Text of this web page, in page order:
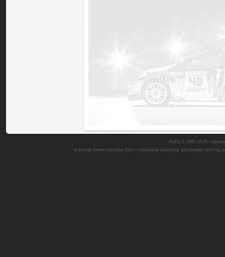
DuEn © 1999-2026 •
A honlap eredeti tartalma, illetve oldalainak bármilyen alkotóeleme (szöveg,